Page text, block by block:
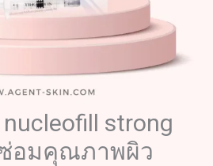
strong
อมคุณภาพผิว